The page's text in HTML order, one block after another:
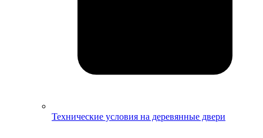
Технические условия на деревянные двери